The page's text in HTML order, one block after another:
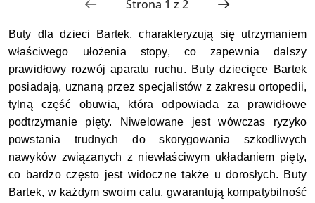
Buty dla dzieci Bartek, charakteryzują się utrzymaniem
właściwego ułożenia stopy, co zapewnia dalszy
prawidłowy rozwój aparatu ruchu. Buty dziecięce Bartek
posiadają, uznaną przez specjalistów z zakresu ortopedii,
tylną część obuwia, która odpowiada za prawidłowe
podtrzymanie pięty. Niwelowane jest wówczas ryzyko
powstania trudnych do skorygowania szkodliwych
nawyków związanych z niewłaściwym układaniem pięty,
co bardzo często jest widoczne także u dorosłych. Buty
Bartek, w każdym swoim calu, gwarantują kompatybilność